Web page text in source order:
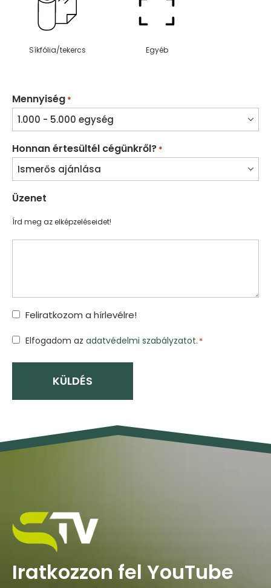
Síkfólia/tekercs Egyéb
Mennyiség *
Honnan értesültél cégünkről? *
Üzenet
Írd meg az elképzeléseidet!
Feliratkozom a hírlevélre!
Hozzájárulás
Elfogadom az adatvédelmi szabályzatot. *
Iratkozzon fel YouTube